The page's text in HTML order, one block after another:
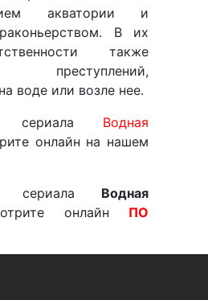
акватории и
В их
также
преступлений,
воде или возле нее.
сериала Водная
онлайн на нашем
сериала Водная
онлайн ПО